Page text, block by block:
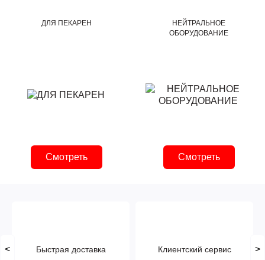
ДЛЯ ПЕКАРЕН
Смотреть
НЕЙТРАЛЬНОЕ
ОБОРУДОВАНИЕ
Смотреть
< Быстрая доставка Клиентский сервис >